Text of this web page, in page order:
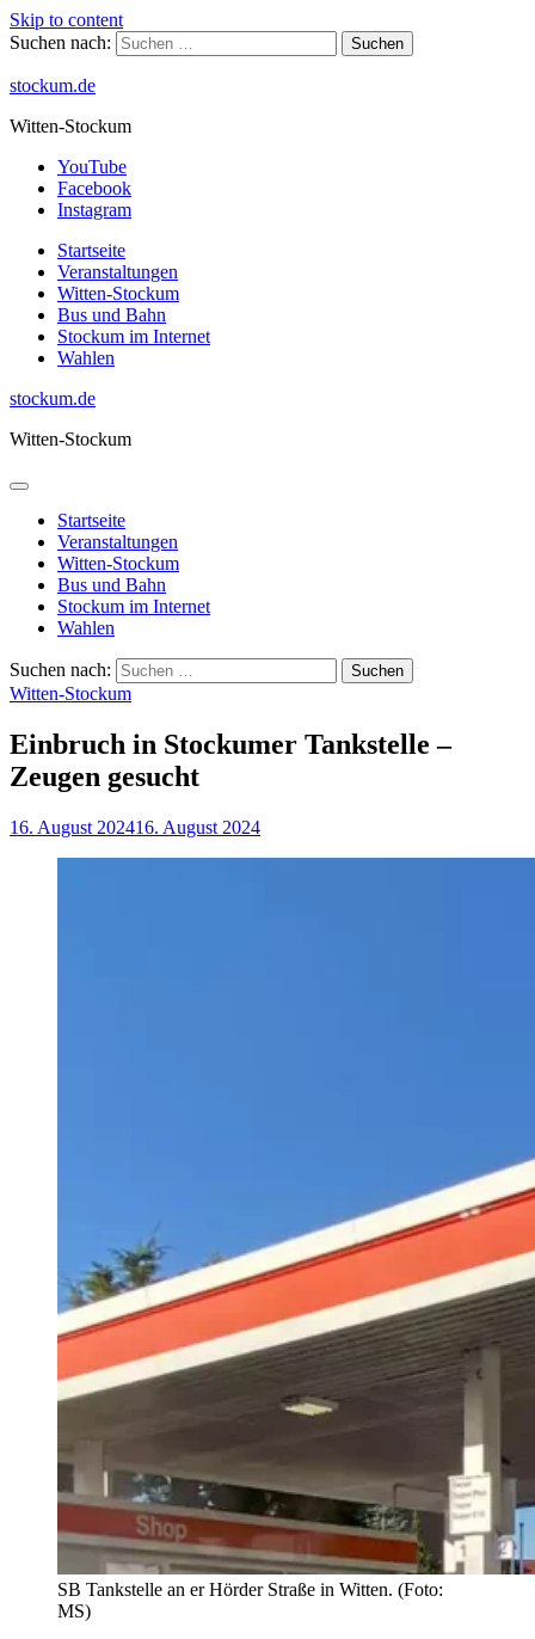
Skip to content
Suchen nach:
stockum.de
Witten-Stockum
YouTube
Facebook
Instagram
Startseite
Veranstaltungen
Witten-Stockum
Bus und Bahn
Stockum im Internet
Wahlen
stockum.de
Witten-Stockum
Startseite
Veranstaltungen
Witten-Stockum
Bus und Bahn
Stockum im Internet
Wahlen
Suchen nach:
Witten-Stockum
Einbruch in Stockumer Tankstelle –
Zeugen gesucht
16. August 202416. August 2024
SB Tankstelle an er Hörder Straße in Witten. (Foto:
MS)